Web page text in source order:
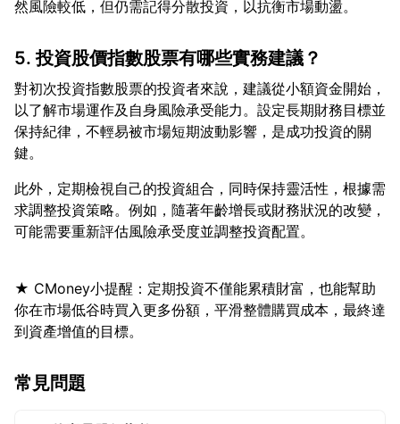
5. 投資股價指數股票有哪些實務建議？
對初次投資指數股票的投資者來說，建議從小額資金開始，
以了解市場運作及自身風險承受能力。設定長期財務目標並
保持紀律，不輕易被市場短期波動影響，是成功投資的關
此外，定期檢視自己的投資組合，同時保持靈活性，根據需
求調整投資策略。例如，隨著年齡增長或財務狀況的改變，
★ CMoney小提醒：定期投資不僅能累積財富，也能幫助
你在市場低谷時買入更多份額，平滑整體購買成本，最終達
常見問題